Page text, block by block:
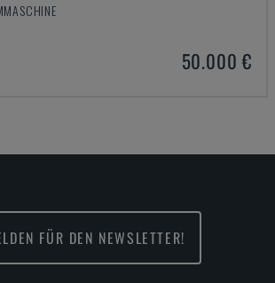
50.000 €
FÜR DEN NEWSLETTER!